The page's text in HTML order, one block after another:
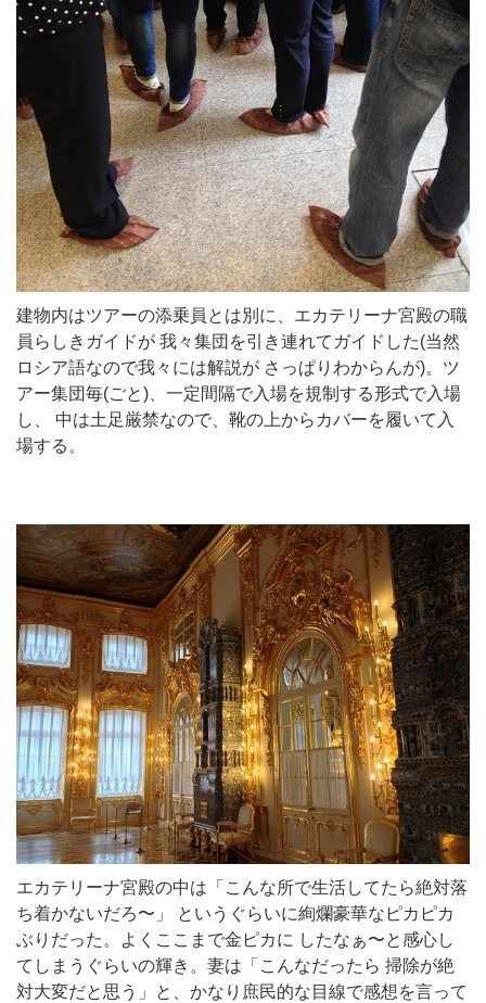
建物内はツアーの添乗員とは別に、エカテリーナ宮殿の職
員らしきガイドが 我々集団を引き連れてガイドした(当然
ロシア語なので我々には解説が さっぱりわからんが)。ツ
アー集団毎(ごと)、一定間隔で入場を規制する形式で入場
し、 中は土足厳禁なので、靴の上からカバーを履いて入
場する。
エカテリーナ宮殿の中は「こんな所で生活してたら絶対落
ち着かないだろ〜」 というぐらいに絢爛豪華なピカピカ
ぶりだった。よくここまで金ピカに したなぁ〜と感心し
てしまうぐらいの輝き。妻は「こんなだったら 掃除が絶
対大変だと思う」と、かなり庶民的な目線で感想を言って